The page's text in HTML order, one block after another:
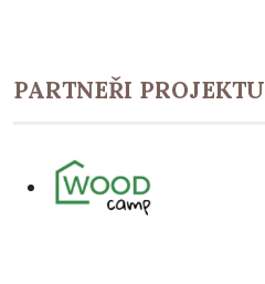
PARTNEŘI PROJEKTU